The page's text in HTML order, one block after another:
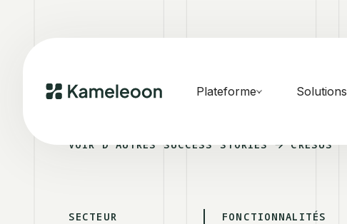
Plateforme Solutions
VOIR D'AUTRES SUCCESS STORIES CRESUS
SECTEUR FONCTIONNALITÉS